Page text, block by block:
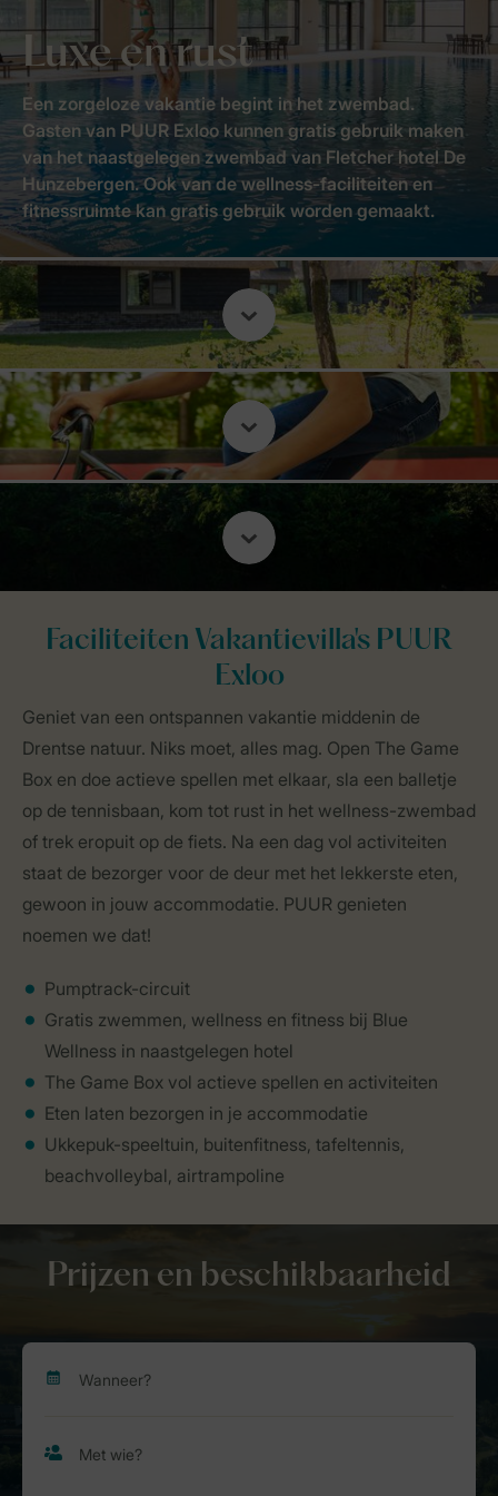
Luxe en rust
Een zorgeloze vakantie begint in het zwembad.
Gasten van PUUR Exloo kunnen gratis gebruik maken
van het naastgelegen zwembad van Fletcher hotel De
Hunzebergen. Ook van de wellness-faciliteiten en
fitnessruimte kan gratis gebruik worden gemaakt.
Faciliteiten Vakantievilla's PUUR
Exloo
Geniet van een ontspannen vakantie middenin de
Drentse natuur. Niks moet, alles mag. Open The Game
Box en doe actieve spellen met elkaar, sla een balletje
op de tennisbaan, kom tot rust in het wellness-zwembad
of trek eropuit op de fiets. Na een dag vol activiteiten
staat de bezorger voor de deur met het lekkerste eten,
gewoon in jouw accommodatie. PUUR genieten
noemen we dat!
Pumptrack-circuit
Gratis zwemmen, wellness en fitness bij Blue
Wellness in naastgelegen hotel
The Game Box vol actieve spellen en activiteiten
Eten laten bezorgen in je accommodatie
Ukkepuk-speeltuin, buitenfitness, tafeltennis,
beachvolleybal, airtrampoline
Prijzen en beschikbaarheid